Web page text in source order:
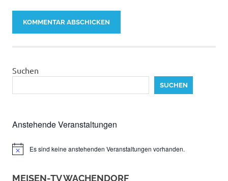
Suchen
SUCHEN
Anstehende Veranstaltungen
HinweisEs sind keine anstehenden Veranstaltungen vorhanden.
MEISEN-TV WACHENDORF